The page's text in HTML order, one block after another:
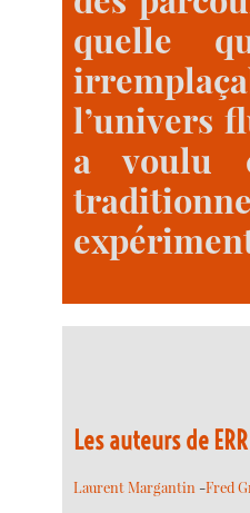
quelle
l’univers
a voulu
Les auteurs de ERR
Laurent Margantin -Fred